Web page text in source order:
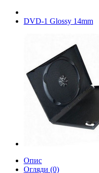
DVD-1 Glossy 14mm
Опис
Огляди (0)